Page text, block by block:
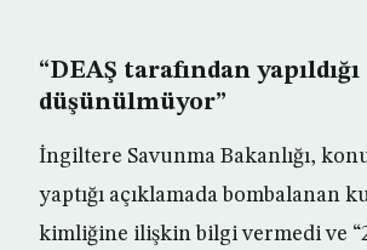
“DEAŞ tarafından yapıldığı
düşünülmüyor”
İngiltere Savunma Bakanlığı,
yaptığı açıklamada bombalanan
kimliğine ilişkin bilgi vermedi ve